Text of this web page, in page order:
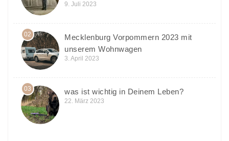
9. Juli 2023
02
Mecklenburg Vorpommern 2023 mit
unserem Wohnwagen
3. April 2023
03 was ist wichtig in Deinem Leben?
22. März 2023